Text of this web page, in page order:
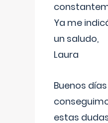
Ya me
un saludo,
Laura
Buenos
estas